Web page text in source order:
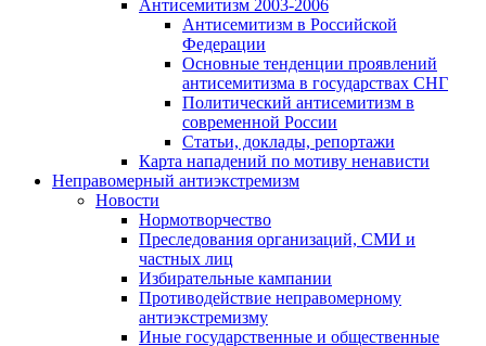
Антисемитизм 2003-2006
Антисемитизм в Российской
Федерации
Основные тенденции проявлений
антисемитизма в государствах СНГ
Политический антисемитизм в
современной России
Статьи, доклады, репортажи
Карта нападений по мотиву ненависти
Неправомерный антиэкстремизм
Новости
Нормотворчество
Преследования организаций, СМИ и
частных лиц
Избирательные кампании
Противодействие неправомерному
антиэкстремизму
Иные государственные и общественные